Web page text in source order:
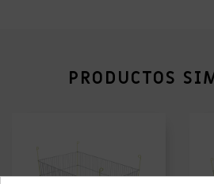
PRODUCTOS